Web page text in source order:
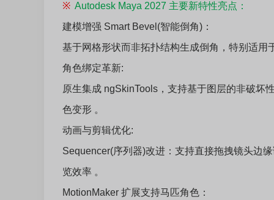
※ Autodesk Maya 2027 主要新特性亮点：
建模增强 Smart Bevel(智能倒角)：
基于网格形状而非拓扑结构生成倒角，特别适用
角色绑定革新:
原生集成 ngSkinTools，支持基于图层的非破坏
色变形 。
动画与剪辑优化:
Sequencer(序列器)改进：支持直接拖拽镜头边
览效率 。
MotionMaker 扩展支持马匹角色：